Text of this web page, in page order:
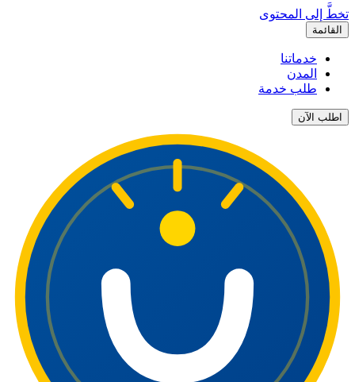
تخطَّ إلى المحتوى
القائمة
خدماتنا
المدن
طلب خدمة
اطلب الآن